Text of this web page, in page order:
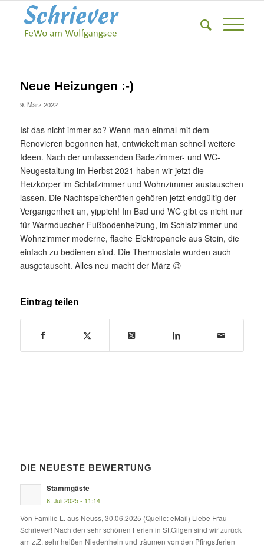
Neue Heizungen :-)
9. März 2022
Ist das nicht immer so? Wenn man einmal mit dem
Renovieren begonnen hat, entwickelt man schnell weitere
Ideen. Nach der umfassenden Badezimmer- und WC-
Neugestaltung im Herbst 2021 haben wir jetzt die
Heizkörper im Schlafzimmer und Wohnzimmer austauschen
lassen. Die Nachtspeicheröfen gehören jetzt endgültig der
Vergangenheit an, yippieh! Im Bad und WC gibt es nicht nur
für Warmduscher Fußbodenheizung, im Schlafzimmer und
Wohnzimmer moderne, flache Elektropanele aus Stein, die
einfach zu bedienen sind. Die Thermostate wurden auch
ausgetauscht. Alles neu macht der März 😉
Eintrag teilen
DIE NEUESTE BEWERTUNG
Stammgäste
6. Juli 2025 - 11:14
Von Familie L. aus Neuss, 30.06.2025 (Quelle: eMail) Liebe Frau
Schriever! Nach den sehr schönen Ferien in St.Gilgen sind wir zurück
am z.Z. sehr heißen Niederrhein und träumen von den Pfingstferien